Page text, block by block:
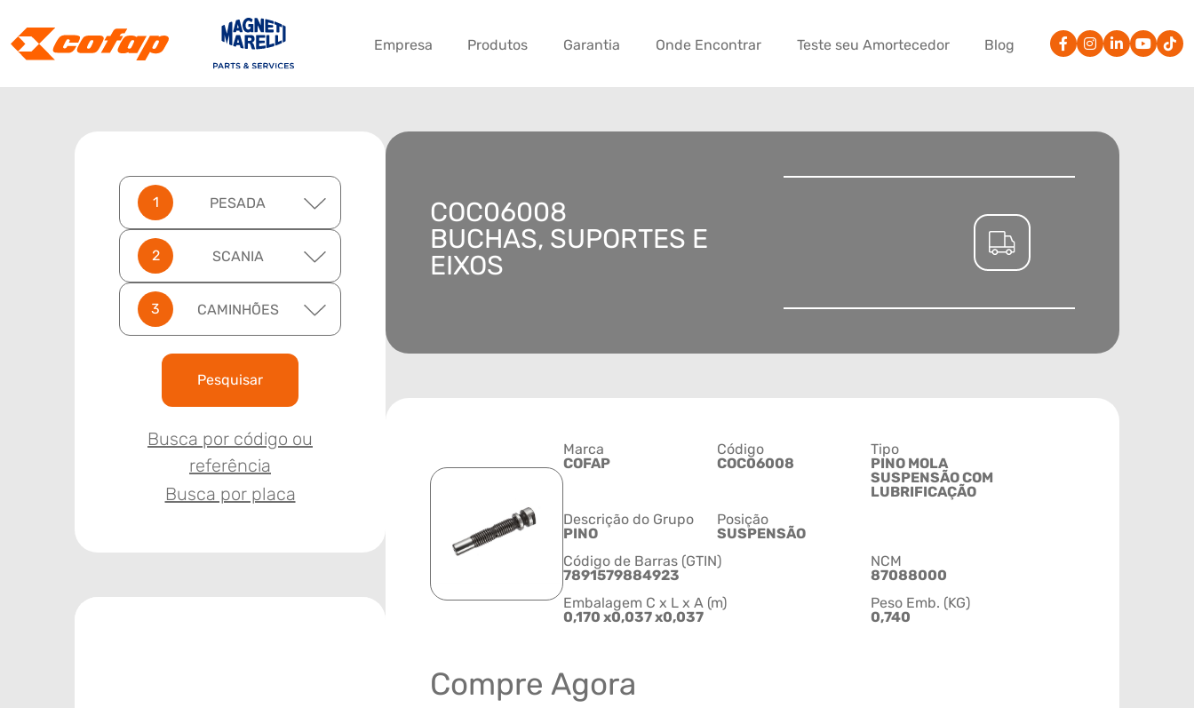
Empresa Produtos Garantia Onde Encontrar Teste seu Amortecedor Blog
PESADA
SCANIA
CAMINHÕES
Pesquisar
Busca por código ou
referência
Busca por placa
COC06008
BUCHAS, SUPORTES E
EIXOS
Marca
COFAP
Código
COC06008
Tipo
PINO MOLA
SUSPENSÃO COM
LUBRIFICAÇÃO
Descrição do Grupo
PINO
Posição
SUSPENSÃO
Código de Barras (GTIN)
7891579884923
NCM
87088000
Embalagem C x L x A (m)
0,170 x0,037 x0,037
Peso Emb. (KG)
0,740
Compre Agora